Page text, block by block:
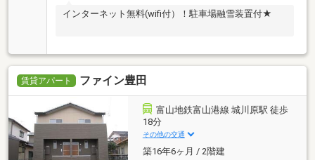
インターネット無料(wifi付）！駐車場融雪装置付★
賃貸アパート ファイン豊田
富山地鉄富山港線 城川原駅 徒歩
18分
その他の交通
築16年6ヶ月 / 2階建